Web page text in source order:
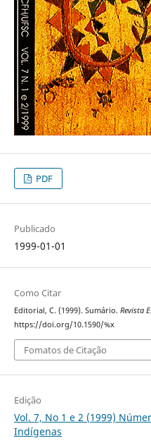
PDF
Publicado
1999-01-01
Como Citar
Editorial, C. (1999). Sumário. Revista
https://doi.org/10.1590/%x
Fomatos de Citação
Edição
Vol. 7, No 1 e 2 (1999)
Indígenas